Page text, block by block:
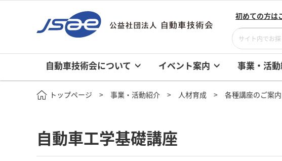
初めての方は
自動車技術会について イベント案内 事業・活
トップページ 事業・活動紹介 人材育成 各種講座のご案内
自動車工学基礎講座